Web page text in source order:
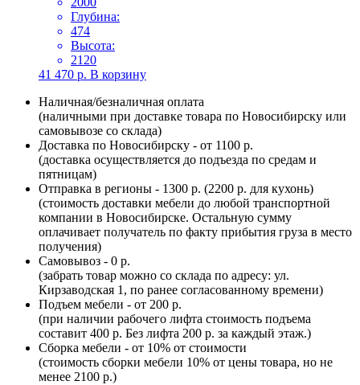
Глубина:
474
Высота:
2120
41 470 р. В корзину
Наличная/безналичная оплата
(наличными при доставке товара по Новосибирску или
самовывозе со склада)
Доставка по Новосибирску - от 1100 р.
(доставка осуществляется до подъезда по средам и
пятницам)
Отправка в регионы - 1300 р. (2200 р. для кухонь)
(стоимость доставки мебели до любой транспортной
компании в Новосибирске. Остальную сумму
оплачивает получатель по факту прибытия груза в место
получения)
Самовывоз - 0 р.
(забрать товар можно со склада по адресу: ул.
Кирзаводская 1, по ранее согласованному времени)
Подъем мебели - от 200 р.
(при наличии рабочего лифта стоимость подъема
составит 400 р. Без лифта 200 р. за каждый этаж.)
Сборка мебели - от 10% от стоимости
(стоимость сборки мебели 10% от цены товара, но не
менее 2100 р.)